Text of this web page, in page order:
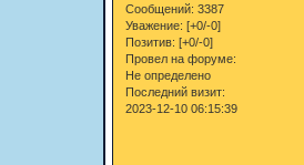
Сообщений: 3387
Уважение: [+0/-0]
Позитив: [+0/-0]
Провел на форуме:
Не определено
Последний визит:
2023-12-10 06:15:39